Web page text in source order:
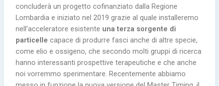
concluderà un progetto cofinanziato dalla Regione
Lombardia e iniziato nel 2019 grazie al quale installeremo
nell’acceleratore esistente una terza sorgente di
particelle capace di produrre fasci anche di altre specie,
come elio e ossigeno, che secondo molti gruppi di ricerca
hanno interessanti prospettive terapeutiche e che anche
noi vorremmo sperimentare. Recentemente abbiamo